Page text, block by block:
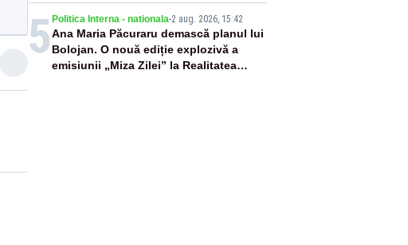
5 Politica Interna - nationala-2 aug. 2026, 15:42
Ana Maria Păcuraru demască planul lui
Bolojan. O nouă ediție explozivă a
emisiunii „Miza Zilei” la Realitatea